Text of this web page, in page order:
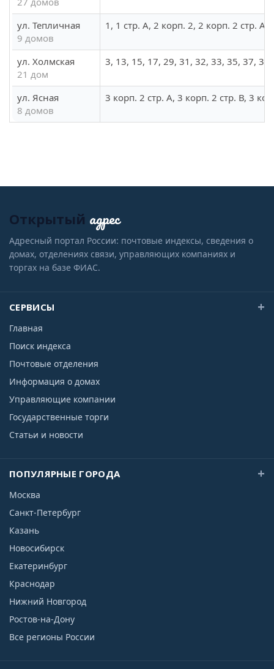
ул. Тепличная
9 домов
1, 1 стр. А, 2 корп. 2, 2 корп. 2 стр. А,
ул. Холмская
21 дом
3, 13, 15, 17, 29, 31, 32, 33, 35, 37,
ул. Ясная
8 домов
3 корп. 2 стр. А, 3 корп. 2 стр. В, 3
Открытый адрес
Адресный портал России: почтовые индексы, сведения о
домах, отделениях связи, управляющих компаниях и
торгах на базе ФИАС.
СЕРВИСЫ
Главная
Поиск индекса
Почтовые отделения
Информация о домах
Управляющие компании
Государственные торги
Статьи и новости
ПОПУЛЯРНЫЕ ГОРОДА
Москва
Санкт-Петербург
Казань
Новосибирск
Екатеринбург
Краснодар
Нижний Новгород
Ростов-на-Дону
Все регионы России